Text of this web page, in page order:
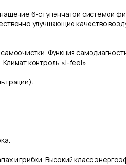
6-ступенчатой системой
улучшающие качество
Функция
контроль «I-feel».
и грибки. Высокий класс